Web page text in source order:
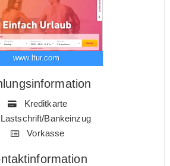
www.ltur.com
Kreditkarte
Lastschrift/Bankeinzug
Vorkasse